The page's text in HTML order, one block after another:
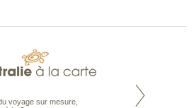
voyage sur mesure,
Parce qu’ils sont